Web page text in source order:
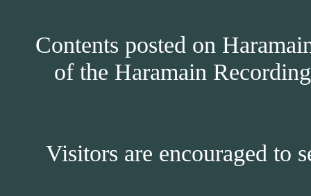
Contents posted on
of the Haramain
Visitors are encouraged to